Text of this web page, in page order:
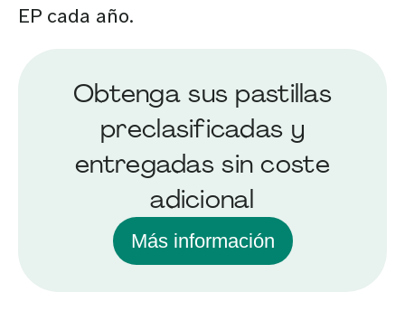
EP cada año.
Obtenga sus pastillas
preclasificadas y
entregadas sin coste
adicional
Más información